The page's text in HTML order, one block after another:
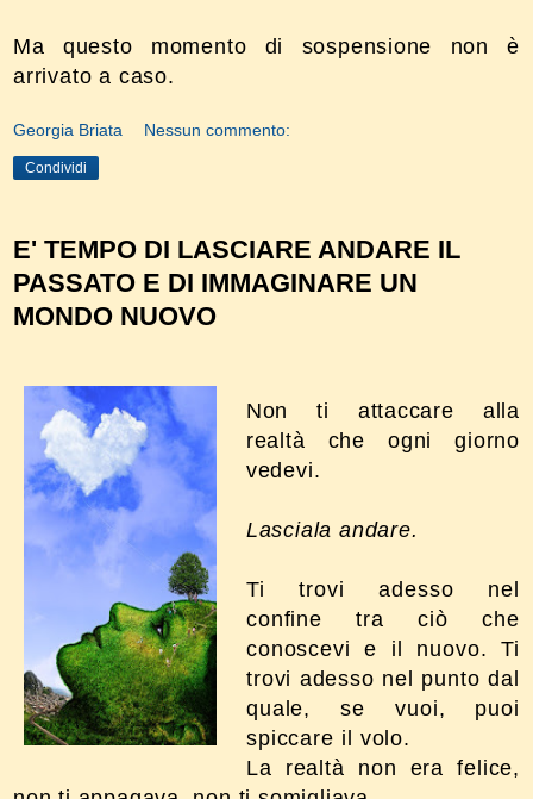
Ma questo momento di sospensione non è
arrivato a caso.
Georgia Briata Nessun commento:
Condividi
E' TEMPO DI LASCIARE ANDARE IL
PASSATO E DI IMMAGINARE UN
MONDO NUOVO
Non ti attaccare alla
realtà che ogni giorno
vedevi.
Lasciala andare.
Ti trovi adesso nel
confine tra ciò che
conoscevi e il nuovo. Ti
trovi adesso nel punto dal
quale, se vuoi, puoi
spiccare il volo.
La realtà non era felice,